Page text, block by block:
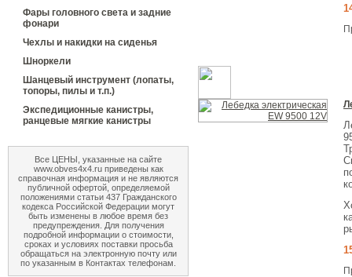
Фары головного света и задние
фонари
Чехлы и накидки на сиденья
Шноркели
Шанцевый инструмент (лопаты,
топоры, пилы и т.п.)
Экспедиционные канистры,
ранцевые мягкие канистры
Все ЦЕНЫ, указанные на сайте
www.obves4x4.ru приведены как
справочная информация и не являются
публичной офертой, определяемой
положениями статьи 437 Гражданского
кодекса Российской Федерации могут
быть изменены в любое время без
предупреждения. Для получения
подробной информации о стоимости,
сроках и условиях поставки просьба
обращаться на электронную почту или
по указанным в Контактах телефонам.